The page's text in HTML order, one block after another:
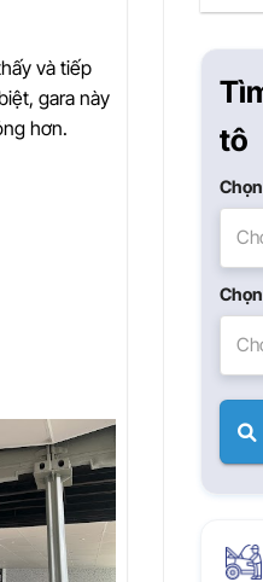
và tiếp
gara này
hơn.
tô